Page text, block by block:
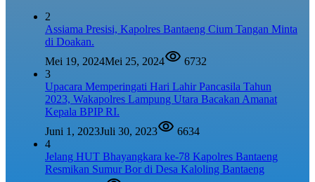
2
Assiama Presisi, Kapolres Bantaeng Cium Tangan Minta
di Doakan.
Mei 19, 2024Mei 25, 2024
6732
3
Upacara Memperingati Hari Lahir Pancasila Tahun
2023, Wakapolres Lampung Utara Bacakan Amanat
Kepala BPIP RI.
Juni 1, 2023Juli 30, 2023
6634
4
Jelang HUT Bhayangkara ke-78 Kapolres Bantaeng
Resmikan Sumur Bor di Desa Kaloling Bantaeng